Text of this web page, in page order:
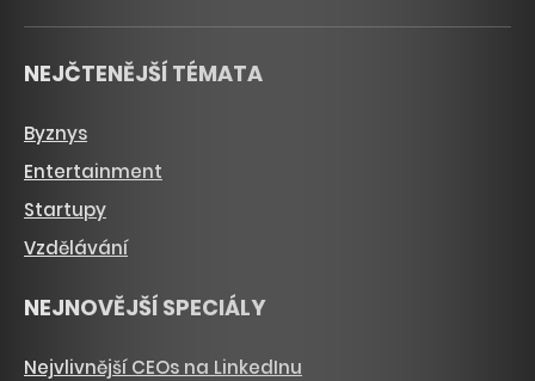
NEJČTENĚJŠÍ TÉMATA
Byznys
Entertainment
Startupy
Vzdělávání
NEJNOVĚJŠÍ SPECIÁLY
Nejvlivnější CEOs na LinkedInu